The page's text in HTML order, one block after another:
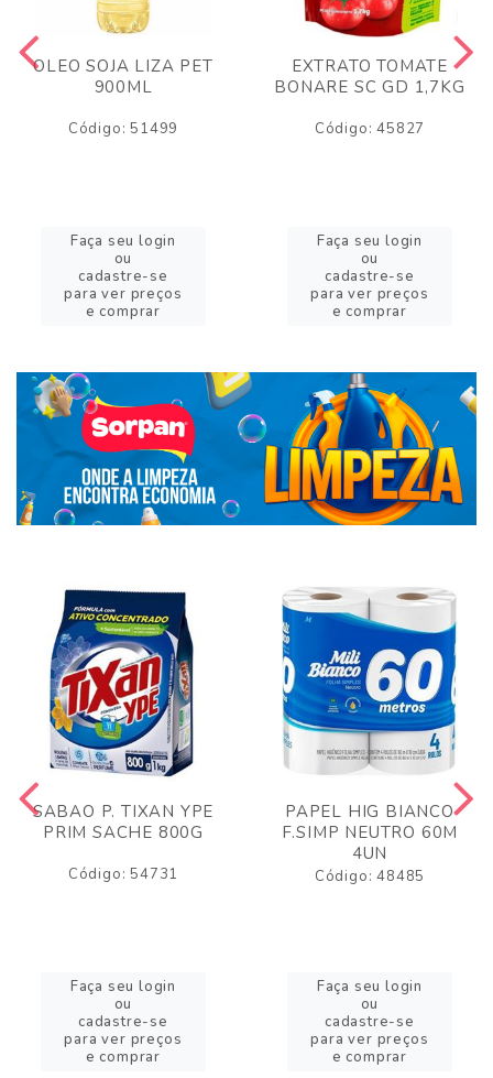
OLEO SOJA LIZA PET
900ML
Código: 51499
Faça seu login
ou
cadastre-se
para ver preços
e comprar
EXTRATO TOMATE
BONARE SC GD 1,7KG
Código: 45827
Faça seu login
ou
cadastre-se
para ver preços
e comprar
SABAO P. TIXAN YPE
PRIM SACHE 800G
Código: 54731
Faça seu login
ou
cadastre-se
para ver preços
e comprar
PAPEL HIG BIANCO
F.SIMP NEUTRO 60M
4UN
Código: 48485
Faça seu login
ou
cadastre-se
para ver preços
e comprar